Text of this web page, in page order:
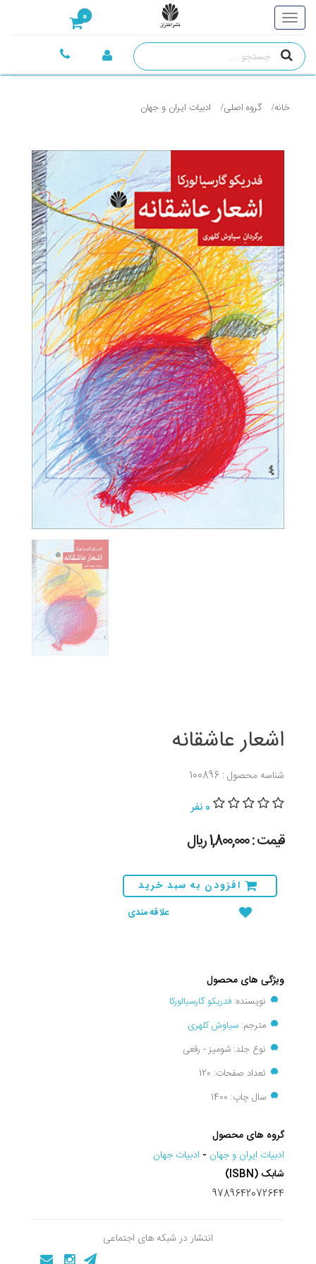
0
خانه گروه اصلی ادبيات ايران و جهان
اشعار عاشقانه
شناسه محصول : 100896
0 نفر
قیمت : 1,800,000 ريال
افزودن به سبد خرید
علاقه مندی
ویژگی های محصول
نویسنده: فدریکو گارسیالورکا
مترجم: سیاوش کلهری
نوع جلد: شومیز - رقعی
تعداد صفحات: 120
سال چاپ: 1400
گروه های محصول
ادبيات ايران و جهان - ادبيات جهان
شابک (ISBN)
9789642072644
انتشار در شبکه های اجتماعی